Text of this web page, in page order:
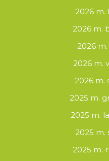
2026 m.
2026 m.
2026
2026 m.
2026 m.
2025 m.
2025 m.
2025 m.
2025 m.